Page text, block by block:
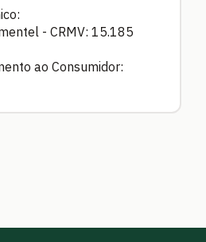
- CRMV: 15.185
ao Consumidor: